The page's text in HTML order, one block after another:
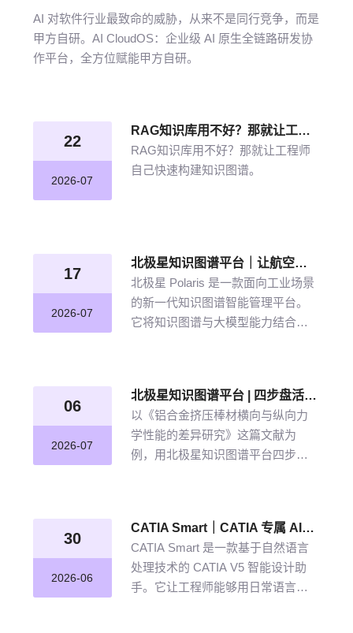
AI 对软件行业最致命的威胁，从来不是同行竞争，而是
甲方自研。AI CloudOS：企业级 AI 原生全链路研发协
作平台，全方位赋能甲方自研。
22
2026-07
RAG知识库用不好？那就让工程师自己快速构建知识图谱
RAG知识库用不好？那就让工程师
自己快速构建知识图谱。
17
2026-07
北极星知识图谱平台｜让航空发动机叶片知识“连”起来
北极星 Polaris 是一款面向工业场景
的新一代知识图谱智能管理平台。
它将知识图谱与大模型能力结合，
06
2026-07
北极星知识图谱平台 | 四步盘活航空材料全量文献
以《铝合金挤压棒材横向与纵向力
学性能的差异研究》这篇文献为
例，用北极星知识图谱平台四步盘
注、清洗的低效方式。
30
2026-06
CATIA Smart｜CATIA 专属 AI 智能体，说说话，AI 帮你建模
CATIA Smart 是一款基于自然语言
处理技术的 CATIA V5 智能设计助
手。它让工程师能够用日常语言描